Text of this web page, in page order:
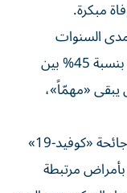
مدى السنوات
العشرين الفائتة، إذ سُجّل انخفاض إجمالي بنسبة 45% بين
يبقى «مهمّاً»،
وتُفسَّر هذه الزيادة في معدّل الوفيات بأنّ جائحة «كوفيد-19»
مرتبطة